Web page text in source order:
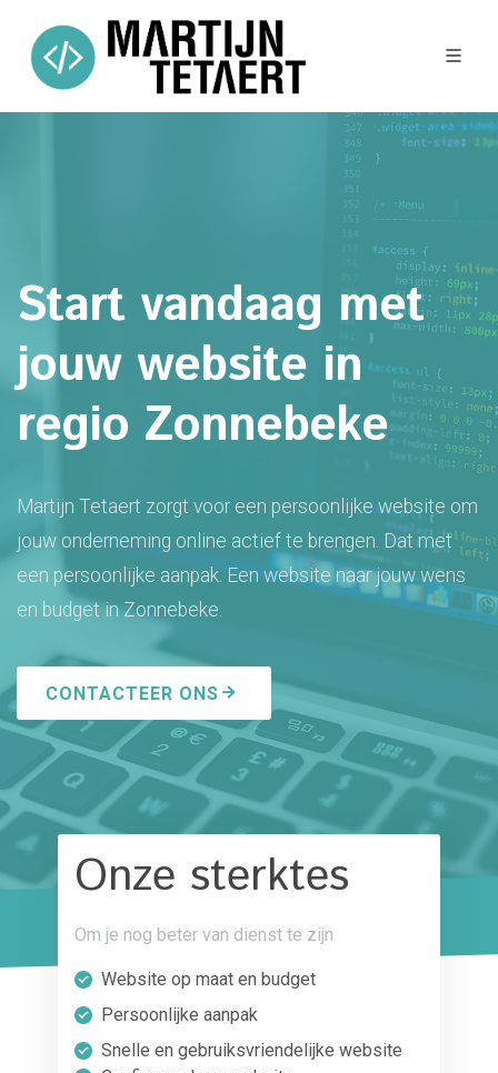
Start vandaag met
jouw website in
regio Zonnebeke
Martijn Tetaert zorgt voor een persoonlijke website om
jouw onderneming online actief te brengen. Dat met
een persoonlijke aanpak. Een website naar jouw wens
en budget in Zonnebeke.
CONTACTEER ONS
Onze sterktes
Om je nog beter van dienst te zijn
Website op maat en budget
Persoonlijke aanpak
Snelle en gebruiksvriendelijke website